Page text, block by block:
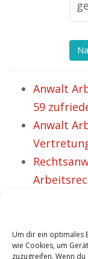
Um dir ein optimales
wie Cookies, um
zuzugreifen. Wenn
Anwalt
59
Anwalt
Anwalt